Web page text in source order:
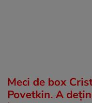
Meci de box
Povetkin. A